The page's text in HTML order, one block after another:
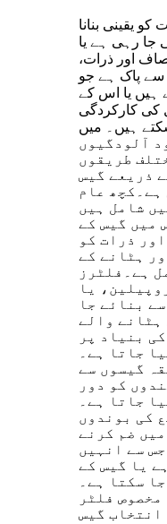
یقینی بنانا
جا رہی ہے یا
اور ذرات،
سے پاک ہے جو
ہیں یا اس کے
کی کارکردگی
ہیں۔ میں
آلودگیوں
طریقوں
ذریعے گیس
ہے۔کچھ عام
میں گیس کے
ذرات کو
ہٹانے کے
ہے۔فلٹرز
یا
بنائے جا
ہٹانے والے
بنیاد پر
جاتا ہے۔
گیسوں سے
کو دور
جاتا ہے۔
کی بوندوں
ضم کرنے
سے انہیں
یا گیس کے
سکتا ہے۔
فلٹر
انتخاب گیس